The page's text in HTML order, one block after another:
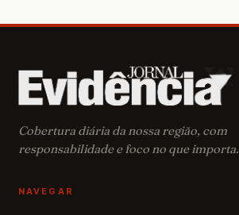
Cobertura diária da nossa região, com
responsabilidade e foco no que importa.
NAVEGAR